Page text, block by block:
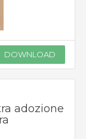
DOWNLOAD
adozione